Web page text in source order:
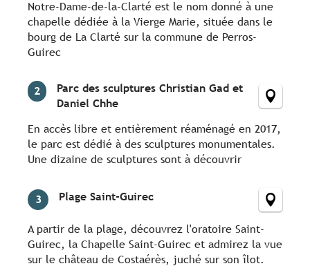
Notre-Dame-de-la-Clarté est le nom donné à une
chapelle dédiée à la Vierge Marie, située dans le
bourg de La Clarté sur la commune de Perros-
Guirec
2
Parc des sculptures Christian Gad et
Daniel Chhe
En accès libre et entièrement réaménagé en 2017,
le parc est dédié à des sculptures monumentales.
Une dizaine de sculptures sont à découvrir
3 Plage Saint-Guirec
A partir de la plage, découvrez l'oratoire Saint-
Guirec, la Chapelle Saint-Guirec et admirez la vue
sur le château de Costaérès, juché sur son îlot.